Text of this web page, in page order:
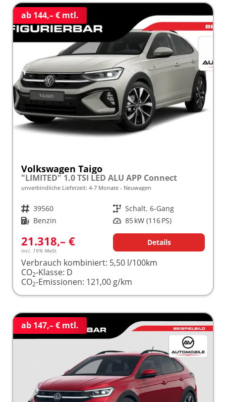
ab 144,– € mtl.
Volkswagen Taigo
"LIMITED" 1.0 TSI LED ALU APP Connect
unverbindliche Lieferzeit: 4-7 Monate Neuwagen
Fahrzeugnr. 39560 Getriebe Schalt. 6-Gang
Kraftstoff Benzin Leistung 85 kW (116 PS)
21.318,– €
incl. 19% MwSt.
Details
Verbrauch kombiniert: 5,50 l/100km
CO2-Klasse: D
CO2-Emissionen: 121,00 g/km
ab 147,– € mtl.